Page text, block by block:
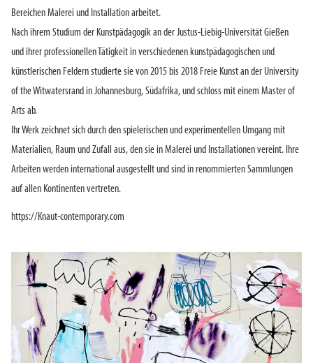
Bereichen Malerei und Installation arbeitet.
Nach ihrem Studium der Kunstpädagogik an der Justus-Liebig-Universität Gießen
und ihrer professionellen Tätigkeit in verschiedenen kunstpädagogischen und
künstlerischen Feldern studierte sie von 2015 bis 2018 Freie Kunst an der University
of the Witwatersrand in Johannesburg, Südafrika, und schloss mit einem Master of
Arts ab.
Ihr Werk zeichnet sich durch den spielerischen und experimentellen Umgang mit
Materialien, Raum und Zufall aus, den sie in Malerei und Installationen vereint. Ihre
Arbeiten werden international ausgestellt und sind in renommierten Sammlungen
auf allen Kontinenten vertreten.
https://Knaut-contemporary.com